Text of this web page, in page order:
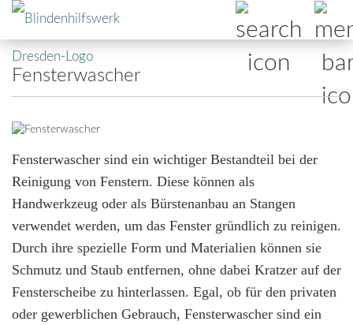
Fensterwascher
Fensterwascher sind ein wichtiger Bestandteil bei der
Reinigung von Fenstern. Diese können als
Handwerkzeug oder als Bürstenanbau an Stangen
verwendet werden, um das Fenster gründlich zu reinigen.
Durch ihre spezielle Form und Materialien können sie
Schmutz und Staub entfernen, ohne dabei Kratzer auf der
Fensterscheibe zu hinterlassen. Egal, ob für den privaten
oder gewerblichen Gebrauch, Fensterwascher sind ein